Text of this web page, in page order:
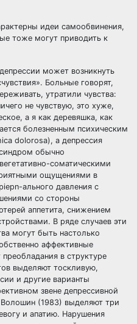
идеи самообвинения,
тоже могут приводить к
может возникнуть
Больные говорят,
утратили чувства:
не чувствую, это хуже,
а я как деревяшка, как
болезненным психическим
dolorosa), а депрессия
обычно
соматическими
ощущениями в
ального давления с
со стороны
аппетита, снижением
В ряде случаев эти
могут быть настолько
аффективные
в структуре
выделяют тоскливую,
и другие варианты
звене депрессивной
(1983) выделяют три
и апатию. Нарушения